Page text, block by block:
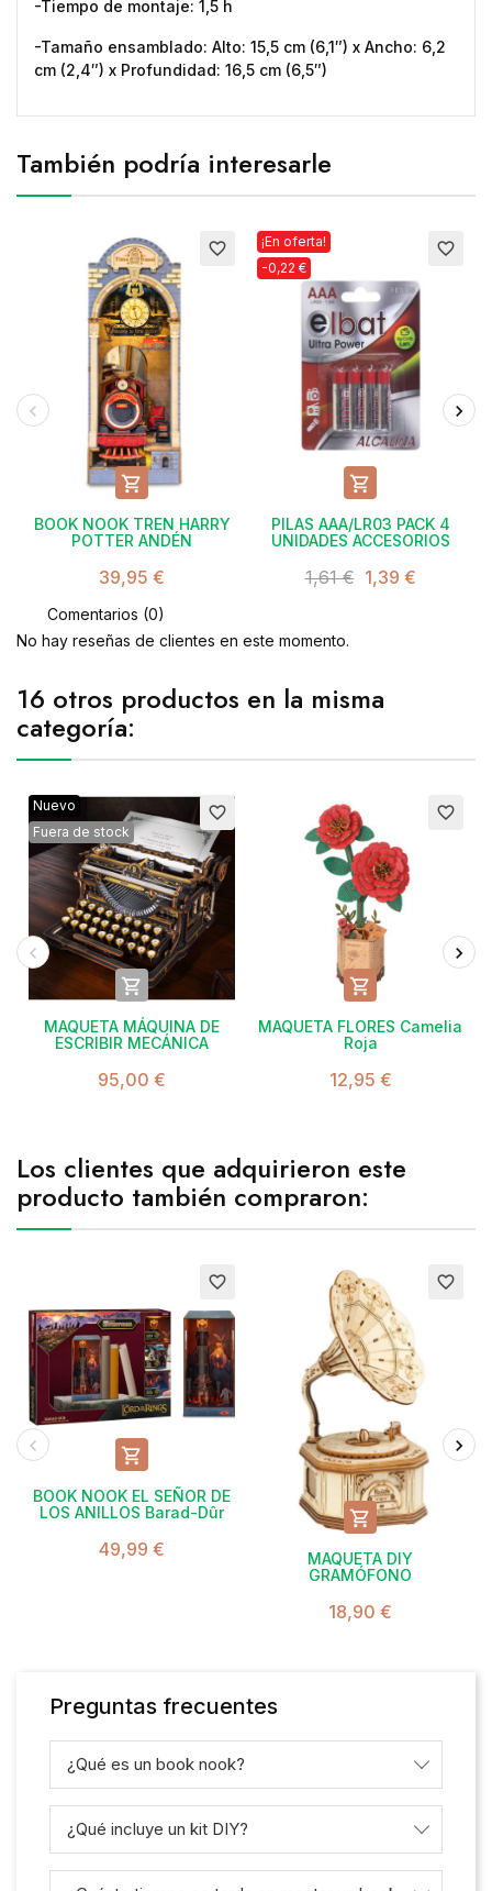
-Tiempo de montaje: 1,5 h
-Tamaño ensamblado: Alto: 15,5 cm (6,1″) x Ancho: 6,2
cm (2,4″) x Profundidad: 16,5 cm (6,5″)
También podría interesarle
favorite_border

BOOK NOOK TREN HARRY
POTTER ANDÉN
39,95 €
favorite_border
¡En oferta!
-0,22 €

PILAS AAA/LR03 PACK 4
UNIDADES ACCESORIOS
1,61 € 1,39 €
Comentarios (0)
No hay reseñas de clientes en este momento.
16 otros productos en la misma
categoría:
favorite_border
Nuevo
Fuera de stock

MAQUETA MÁQUINA DE
ESCRIBIR MECÁNICA
95,00 €
favorite_border

MAQUETA FLORES Camelia
Roja
12,95 €
Los clientes que adquirieron este
producto también compraron:
favorite_border

BOOK NOOK EL SEÑOR DE
LOS ANILLOS Barad-Dûr
49,99 €
favorite_border

MAQUETA DIY
GRAMÓFONO
18,90 €
Preguntas frecuentes
¿Qué es un book nook?
¿Qué incluye un kit DIY?